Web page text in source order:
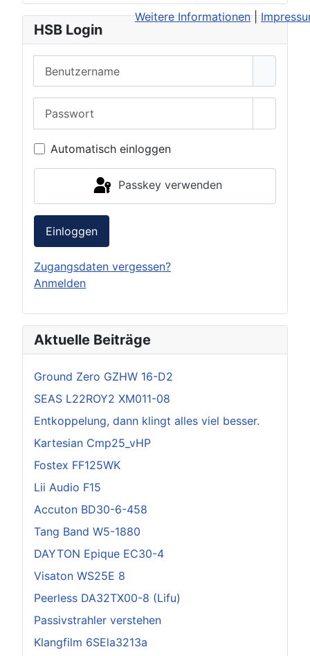
HSB Login
Automatisch einloggen
Passkey verwenden
Einloggen
Zugangsdaten vergessen?
Anmelden
Aktuelle Beiträge
Ground Zero GZHW 16-D2
SEAS L22ROY2 XM011-08
Entkoppelung, dann klingt alles viel besser.
Kartesian Cmp25_vHP
Fostex FF125WK
Lii Audio F15
Accuton BD30-6-458
Tang Band W5-1880
DAYTON Epique EC30-4
Visaton WS25E 8
Peerless DA32TX00-8 (Lifu)
Passivstrahler verstehen
Klangfilm 6SEla3213a
Weitere Informationen|